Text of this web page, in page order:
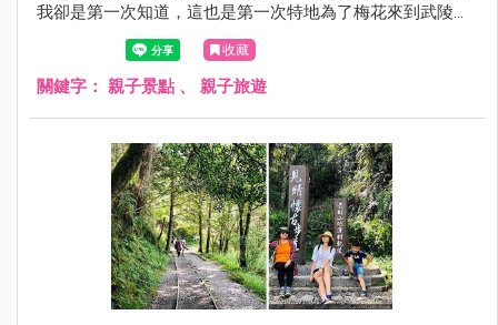
我卻是第一次知道，這也是第一次特地為了梅花來到武陵農
場，原來，梅花真的好香，空氣中那股自然的梅花飄香，聞
起來真的好舒服！
收藏
關鍵字： 親子景點 、 親子旅遊